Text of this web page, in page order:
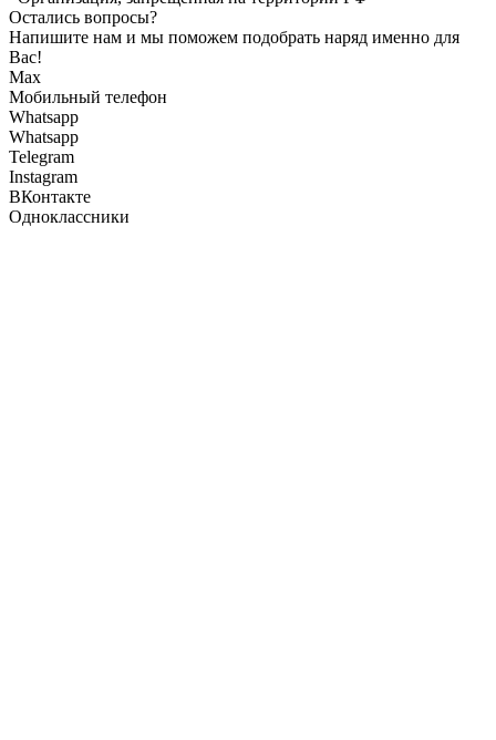
Остались вопросы?
Напишите нам и мы поможем подобрать наряд именно для
Вас!
Max
Мобильный телефон
Whatsapp
Whatsapp
Telegram
Instagram
ВКонтакте
Одноклассники